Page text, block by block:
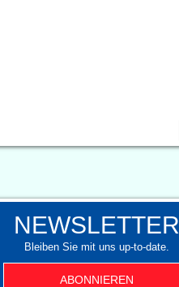
NEWSLETTER
Bleiben Sie mit uns up-to-date.
ABONNIEREN